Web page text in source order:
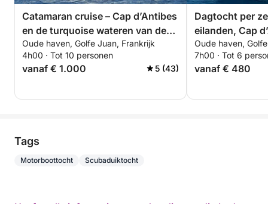
Catamaran cruise – Cap d’Antibes
en de turquoise wateren van de
Franse Rivièra
Oude haven, Golfe Juan, Frankrijk
4h00 · Tot 10 personen
vanaf € 1.000 5 (43)
Dagtocht per
eilanden, Cap
baai van
Oude haven,
7h00 · Tot 6
vanaf € 480
Tags
Motorboottocht Scubaduiktocht